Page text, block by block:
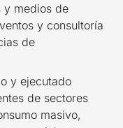
y medios de
y consultoría
de
y ejecutado
de sectores
masivo,